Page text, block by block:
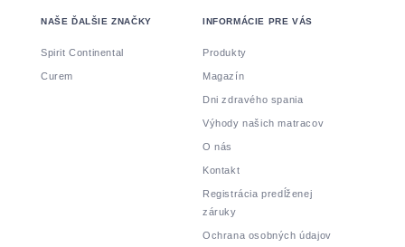
NAŠE ĎALŠIE ZNAČKY
Spirit Continental
Curem
INFORMÁCIE PRE VÁS
Produkty
Magazín
Dni zdravého spania
Výhody našich matracov
O nás
Kontakt
Registrácia predĺženej
záruky
Ochrana osobných údajov